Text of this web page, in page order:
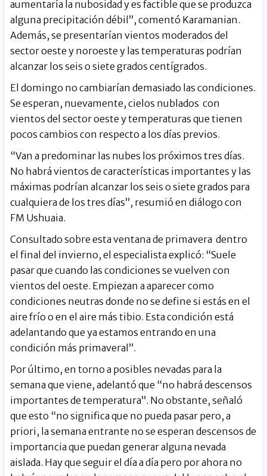
aumentaría la nubosidad y es factible que se produzca
alguna precipitación débil”, comentó Karamanian.
Además, se presentarían vientos moderados del
sector oeste y noroeste y las temperaturas podrían
alcanzar los seis o siete grados centígrados.
El domingo no cambiarían demasiado las condiciones.
Se esperan, nuevamente, cielos nublados con
vientos del sector oeste y temperaturas que tienen
pocos cambios con respecto a los días previos.
“Van a predominar las nubes los próximos tres días.
No habrá vientos de características importantes y las
máximas podrían alcanzar los seis o siete grados para
cualquiera de los tres días”, resumió en diálogo con
FM Ushuaia.
Consultado sobre esta ventana de primavera dentro
el final del invierno, el especialista explicó: “Suele
pasar que cuando las condiciones se vuelven con
vientos del oeste. Empiezan a aparecer como
condiciones neutras donde no se define si estás en el
aire frío o en el aire más tibio. Esta condición está
adelantando que ya estamos entrando en una
condición más primaveral”.
Por último, en torno a posibles nevadas para la
semana que viene, adelantó que “no habrá descensos
importantes de temperatura”. No obstante, señaló
que esto “no significa que no pueda pasar pero, a
priori, la semana entrante no se esperan descensos de
importancia que puedan generar alguna nevada
aislada. Hay que seguir el día a día pero por ahora no